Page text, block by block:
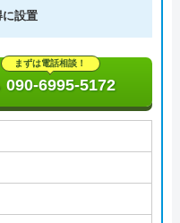
設置
まずは電話相談！
090-6995-5172